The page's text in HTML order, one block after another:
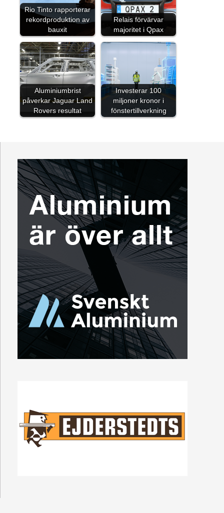
Rio Tinto rapporterar
rekordproduktion av
bauxit
Relais förvärvar
majoritet i Qpax
Aluminiumbrist
påverkar Jaguar Land
Rovers resultat
Investerar 100
miljoner kronor i
fönstertillverkning